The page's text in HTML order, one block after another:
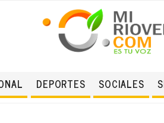
DEPORTES SOCIALES